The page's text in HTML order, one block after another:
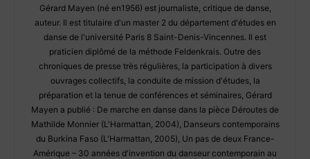
Gérard Mayen (né en1956) est journaliste, critique de danse,
auteur. Il est titulaire d'un master 2 du département d'études en
danse de l'université Paris 8 Saint-Denis-Vincennes. Il est
praticien diplômé de la méthode Feldenkrais. Outre des
chroniques de presse très régulières, la participation à divers
ouvrages collectifs, la conduite de mission d'études, la
préparation et la tenue de conférences et séminaires, Gérard
Mayen a publié : De marche en danse dans la pièce Déroutes de
Mathilde Monnier (L'Harmattan, 2004), Danseurs contemporains
du Burkina Faso (L'Harmattan, 2005), Un pas de deux France-
Amérique – 30 années d'invention du danseur contemporain au